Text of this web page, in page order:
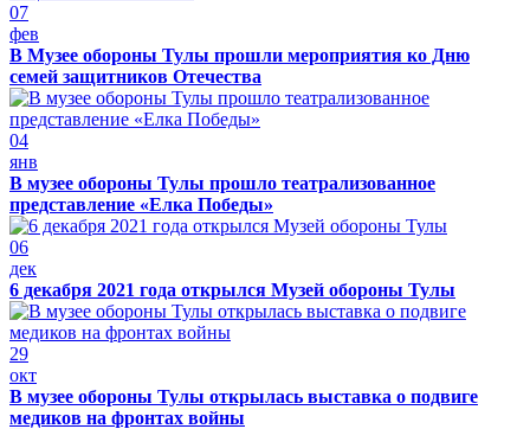
07
фев
В Музее обороны Тулы прошли мероприятия ко Дню
семей защитников Отечества
04
янв
В музее обороны Тулы прошло театрализованное
представление «Елка Победы»
06
дек
6 декабря 2021 года открылся Музей обороны Тулы
29
окт
В музее обороны Тулы открылась выставка о подвиге
медиков на фронтах войны